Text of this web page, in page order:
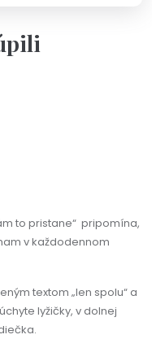
to pristane“ pripomína,
v každodennom
textom „len spolu“ a
lyžičky, v dolnej